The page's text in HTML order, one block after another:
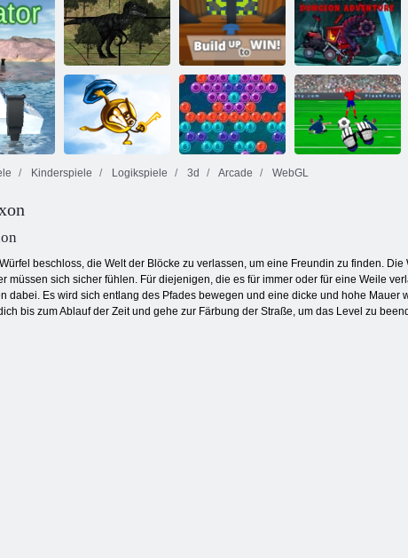
Rallye Punkt 6 Pixel -Krieger Pixelüberleben
Jura-Dino-Jagd
Kogama: Bauen
Sie auf, um zu
gewinnen
Auto isst Auto 5
Kinderspiele Logikspiele 3d Arcade WebGL
beschloss, die Welt der Blöcke zu verlassen, um eine Freundin zu finden.
müssen sich sicher fühlen. Für diejenigen, die es für immer oder für eine Weile
dabei. Es wird sich entlang des Pfades bewegen und eine dicke und hohe
bis zum Ablauf der Zeit und gehe zur Färbung der Straße, um das Level zu